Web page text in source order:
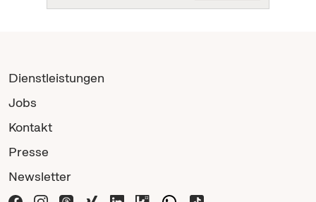
Dienstleistungen
Jobs
Kontakt
Presse
Newsletter